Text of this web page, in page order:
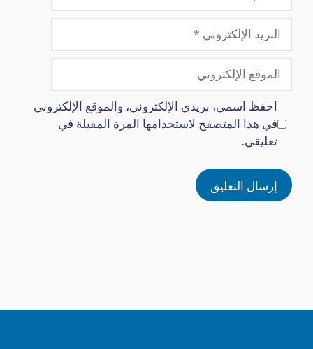
البريد
الإلكتروني
الموقع
الإلكتروني
احفظ اسمي، بريدي الإلكتروني، والموقع الإلكتروني
في هذا المتصفح لاستخدامها المرة المقبلة في
تعليقي.